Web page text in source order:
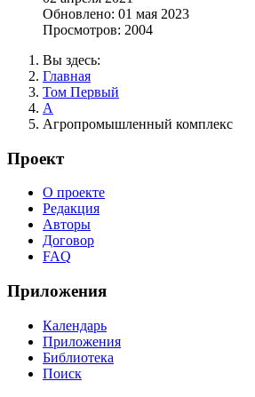
Обновлено: 01 мая 2023
Просмотров: 2004
Вы здесь:
Главная
Том Первый
А
Агропромышленный комплекс
Проект
О проекте
Редакция
Авторы
Договор
FAQ
Приложения
Календарь
Приложения
Библиотека
Поиск